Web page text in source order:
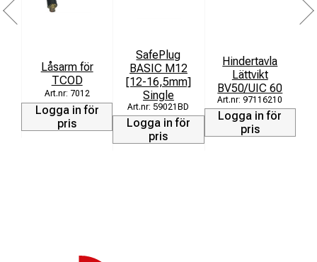
Låsarm för
TCOD
7012
Logga in för
pris
SafePlug
BASIC M12
[12-16,5mm]
Single
59021BD
Logga in för
pris
Hindertavla
Lättvikt
BV50/UIC 60
97116210
Logga in för
pris